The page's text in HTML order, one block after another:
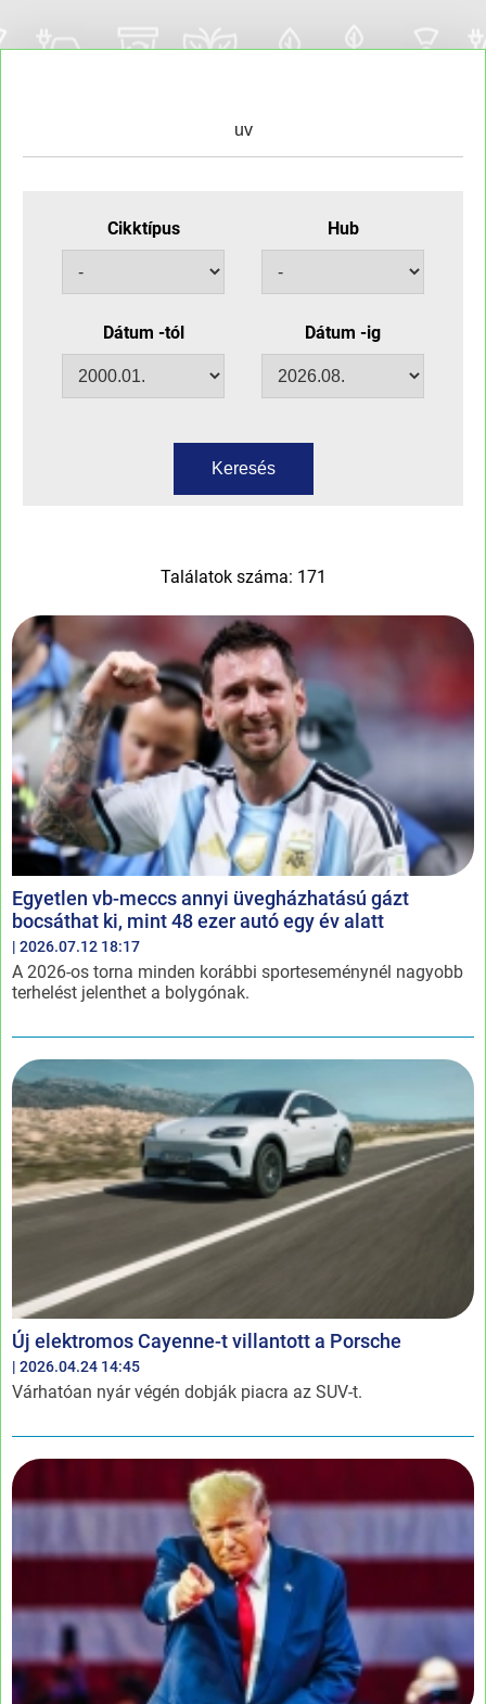
Cikktípus Hub
Dátum -tól Dátum -ig
Keresés
Találatok száma: 171
Egyetlen vb-meccs annyi üvegházhatású gázt
bocsáthat ki, mint 48 ezer autó egy év alatt
| 2026.07.12 18:17
A 2026-os torna minden korábbi sporteseménynél nagyobb
terhelést jelenthet a bolygónak.
Új elektromos Cayenne-t villantott a Porsche
| 2026.04.24 14:45
Várhatóan nyár végén dobják piacra az SUV-t.